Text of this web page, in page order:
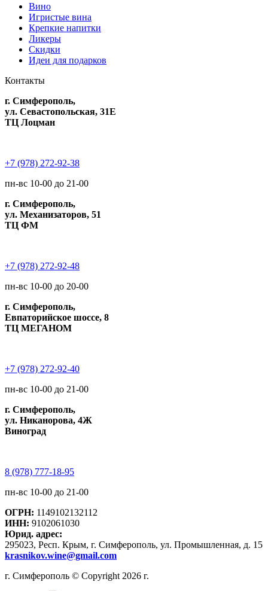
Вино
Игристые вина
Крепкие напитки
Ликеры
Скидки
Идеи для подарков
Контакты
г. Симферополь,
ул. Севастопольская, 31Е
ТЦ Лоцман
+7 (978) 272-92-38
пн-вс 10-00 до 21-00
г. Симферополь,
ул. Механизаторов, 51
ТЦ ФМ
+7 (978) 272-92-48
пн-вс 10-00 до 20-00
г. Симферополь,
Евпаторийское шоссе, 8
ТЦ МЕГАНОМ
+7 (978) 272-92-40
пн-вс 10-00 до 21-00
г. Симферополь,
ул. Никанорова, 4Ж
Виноград
8 (978) 777-18-95
пн-вс 10-00 до 21-00
ОГРН: 1149102132112
ИНН: 9102061030
Юрид. адрес:
295023, Респ. Крым, г. Симферополь, ул. Промышленная, д. 15
krasnikov.wine@gmail.com
г. Симферополь © Copyright 2026 г.